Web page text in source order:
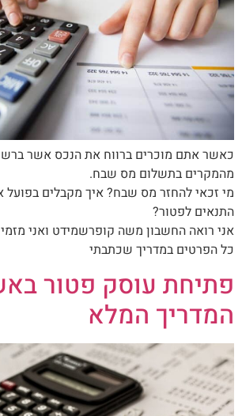
כאשר אתם מוכרים ברווח את הנכס אשר
מהמקרים בתשלום מס שבח.
מי זכאי להחזר מס שבח? איך מקבלים בפועל
התנאים לפטור?
אני רואה החשבון משה קופרשמידט ואני
כל הפרטים במדריך שכתבתי
פתיחת עוסק פטור
המדריך המלא